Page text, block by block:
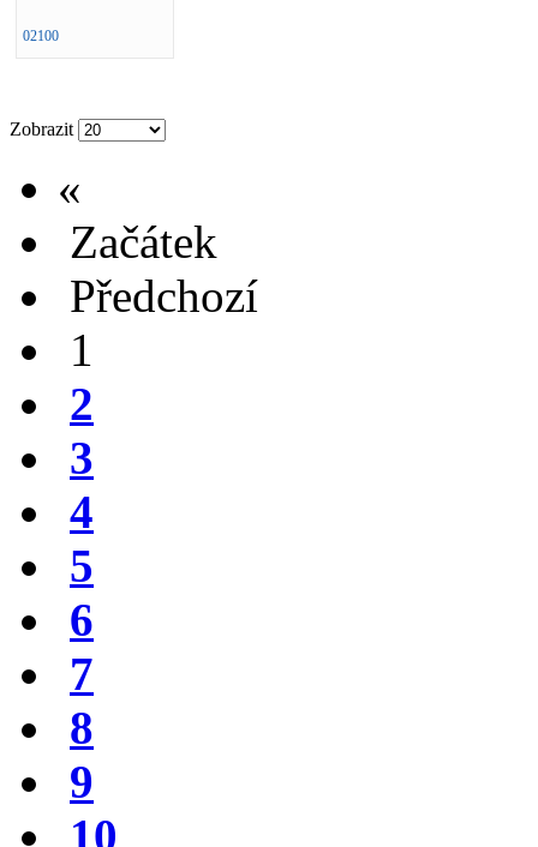
02100
Zobrazit
«
Začátek
Předchozí
1
2
3
4
5
6
7
8
9
10